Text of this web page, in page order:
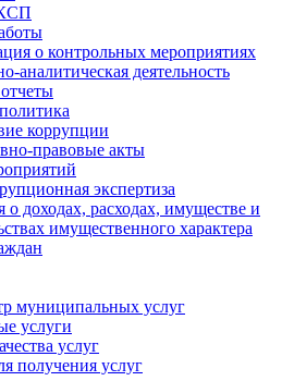
КСП
о контрольных мероприятиях
аналитическая деятельность
коррупции
правовые акты
экспертиза
о доходах, расходах, имуществе и
имущественного характера
муниципальных услуг
услуги
услуг
получения услуг